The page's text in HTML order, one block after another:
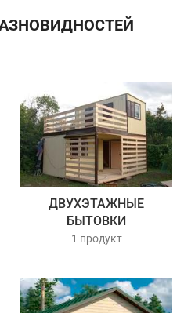
ДВУХЭТАЖНЫЕ
БЫТОВКИ
1 продукт